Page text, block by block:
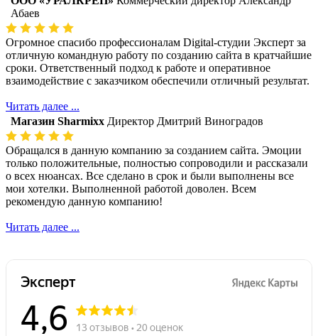
Абаев
Огромное спасибо профессионалам Digital-студии Эксперт за
отличную командную работу по созданию сайта в кратчайшие
сроки. Ответственный подход к работе и оперативное
взаимодействие с заказчиком обеспечили отличный результат.
Читать далее ...
Магазин Sharmixx Директор Дмитрий Виноградов
Обращался в данную компанию за созданием сайта. Эмоции
только положительные, полностью сопроводили и рассказали
о всех нюансах. Все сделано в срок и были выполнены все
мои хотелки. Выполненной работой доволен. Всем
рекомендую данную компанию!
Читать далее ...